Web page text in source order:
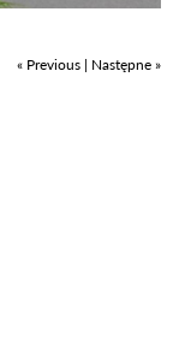
« Previous | Następne »